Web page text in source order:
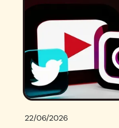
22/06/2026